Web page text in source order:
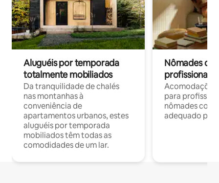
Aluguéis por temporada
totalmente mobiliados
Da tranquilidade de chalés
nas montanhas à
conveniência de
apartamentos urbanos, estes
aluguéis por temporada
mobiliados têm todas as
comodidades de um lar.
Nômades
profissionais
para
nômades com
adequado